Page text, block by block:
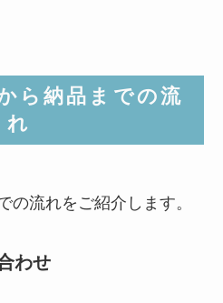
ら納品までの流
れ
の流れをご紹介します。
わせ